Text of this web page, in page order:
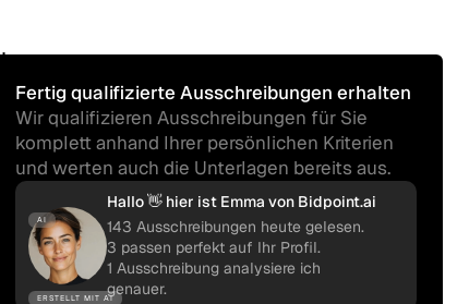
Fertig qualifizierte Ausschreibungen erhalten
Wir qualifizieren Ausschreibungen für Sie
komplett anhand Ihrer persönlichen Kriterien
und werten auch die Unterlagen bereits aus.
AI
ERSTELLT MIT AI
Hallo 👋 hier ist Emma von Bidpoint.ai
143 Ausschreibungen heute gelesen.
3 passen perfekt auf Ihr Profil.
1 Ausschreibung analysiere ich
genauer.